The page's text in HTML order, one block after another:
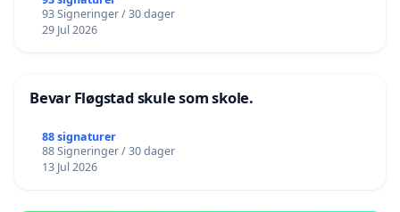
93 Signeringer / 30 dager
29 Jul 2026
Bevar Fløgstad skule som skole.
88 signaturer
88 Signeringer / 30 dager
13 Jul 2026